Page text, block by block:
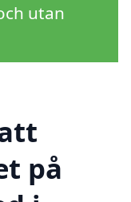
utan
på